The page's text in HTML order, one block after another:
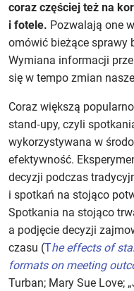
coraz częściej też na
i fotele. Pozwalają one
omówić bieżące sprawy
Wymiana informacji
się w tempo zmian
Coraz większą
stand‑upy, czyli
wykorzystywana w
efektywność.
decyzji podczas
i spotkań na stojąco
Spotkania na stojąco
a podjęcie decyzji
czasu (The effects of
formats on meeting
Turban; Mary Sue Love;